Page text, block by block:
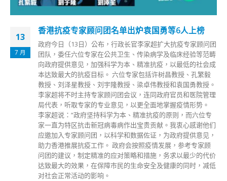
13
7 月
香港抗疫专家顾问团名单出炉袁国勇等6人上榜
政府今日（13日）公布，行政长官李家超扩大抗疫专家顾问团
团队，委任六位专家在公共卫生、传染病学及临床经验等范畴
向政府提供意见，加强科学为本、精准抗疫，以最低的社会成
本达致最大的抗疫目标。 六位专家包括许树昌教授、孔繁毅
教授、刘泽星教授、刘宇隆教授、梁卓伟教授和袁国勇教授。
李家超将不时主持专家顾问团会议，连同政府官员和医院管理
局代表，听取专家的专业意见，以更全面地掌握疫情形势。
李家超说：“政府坚持科学为本、精准抗疫的原则，而六位专
家一直为特区抗击新冠病毒病作出宝贵贡献。我衷心感谢他们
应邀加入专家顾问团，以科学和数据佐证，为政府提供意见，
助力香港推展抗疫工作。 政府会按照疫情发展，参考专家顾
问团的建议，制定精准的应对策略和措施，务求以最少的代价
达致最大的效果，在保障巿民的生命安全及健康的同时，减低
对社会正常活动的影响。